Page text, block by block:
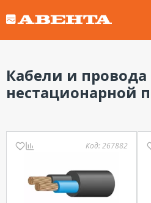
Кабели и
нестационарной
Код:267882